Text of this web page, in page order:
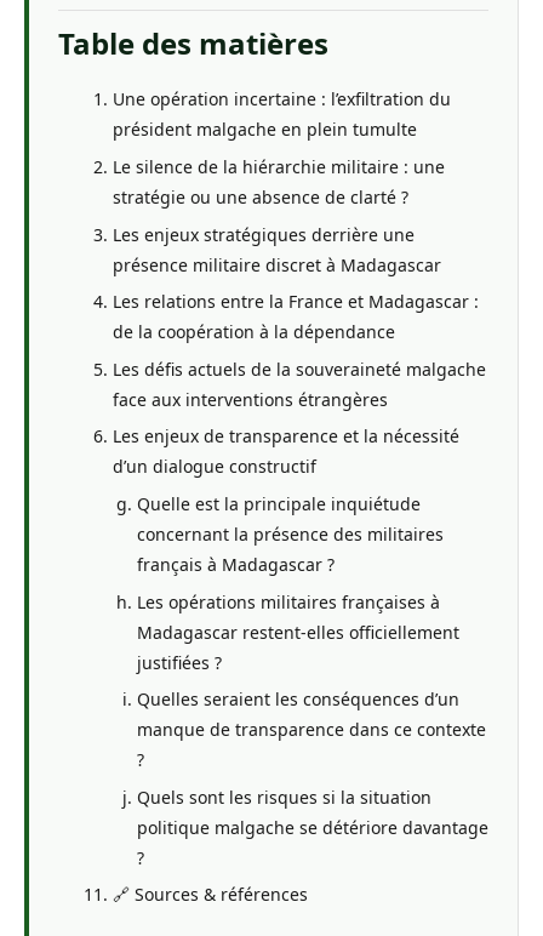
Table des matières
Une opération incertaine : l’exfiltration du
président malgache en plein tumulte
Le silence de la hiérarchie militaire : une
stratégie ou une absence de clarté ?
Les enjeux stratégiques derrière une
présence militaire discret à Madagascar
Les relations entre la France et Madagascar :
de la coopération à la dépendance
Les défis actuels de la souveraineté malgache
face aux interventions étrangères
Les enjeux de transparence et la nécessité
d’un dialogue constructif
Quelle est la principale inquiétude
concernant la présence des militaires
français à Madagascar ?
Les opérations militaires françaises à
Madagascar restent-elles officiellement
justifiées ?
Quelles seraient les conséquences d’un
manque de transparence dans ce contexte
?
Quels sont les risques si la situation
politique malgache se détériore davantage
?
🔗 Sources & références